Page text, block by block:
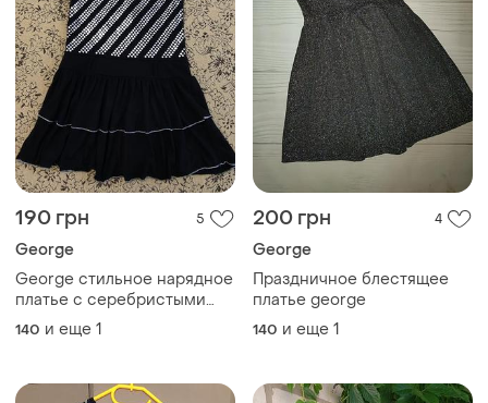
190 грн 5
George
George стильное нарядное
платье с серебристыми
пайетками. 10-11 лет
140 и еще 1
200 грн 4
George
Праздничное блестящее
платье george
140 и еще 1